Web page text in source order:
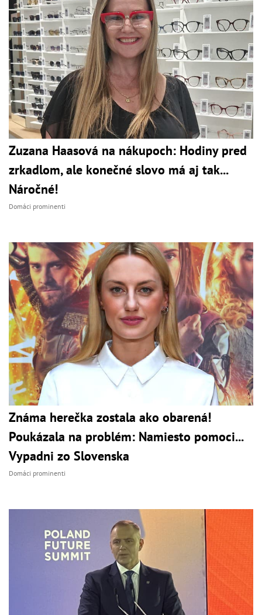
Zuzana Haasová na nákupoch: Hodiny pred
zrkadlom, ale konečné slovo má aj tak...
Náročné!
Domáci prominenti
Známa herečka zostala ako obarená!
Poukázala na problém: Namiesto pomoci...
Vypadni zo Slovenska
Domáci prominenti